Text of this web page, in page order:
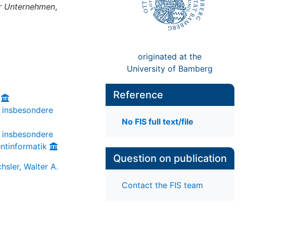
Unternehmen,
originated at the
University of Bamberg
Walter A.
Reference
No FIS full text/file
Question on publication
Contact the FIS team